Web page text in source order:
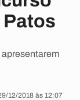
Patos
12/2018 às 12:07